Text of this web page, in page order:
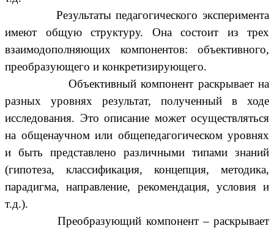
Результаты педагогического эксперимента
имеют общую структуру. Она состоит из трех
взаимодополняющих компонентов: объективного,
преобразующего и конкретизирующего.
Объективный компонент раскрывает на
разных уровнях результат, полученный в ходе
исследования. Это описание может осуществляться
на общенаучном или общепедагогическом уровнях
и быть представлено различными типами знаний
(гипотеза, классификация, концепция, методика,
парадигма, направление, рекомендация, условия и
т.д.).
Преобразующий компонент – раскрывает